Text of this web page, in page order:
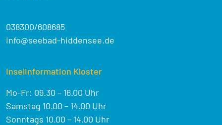
038300/608685
info@seebad-hiddensee.de
Inselinformation Kloster
Mo-Fr: 09.30 – 16.00 Uhr
Samstag 10.00 – 14.00 Uhr
Sonntags 10.00 – 14.00 Uhr